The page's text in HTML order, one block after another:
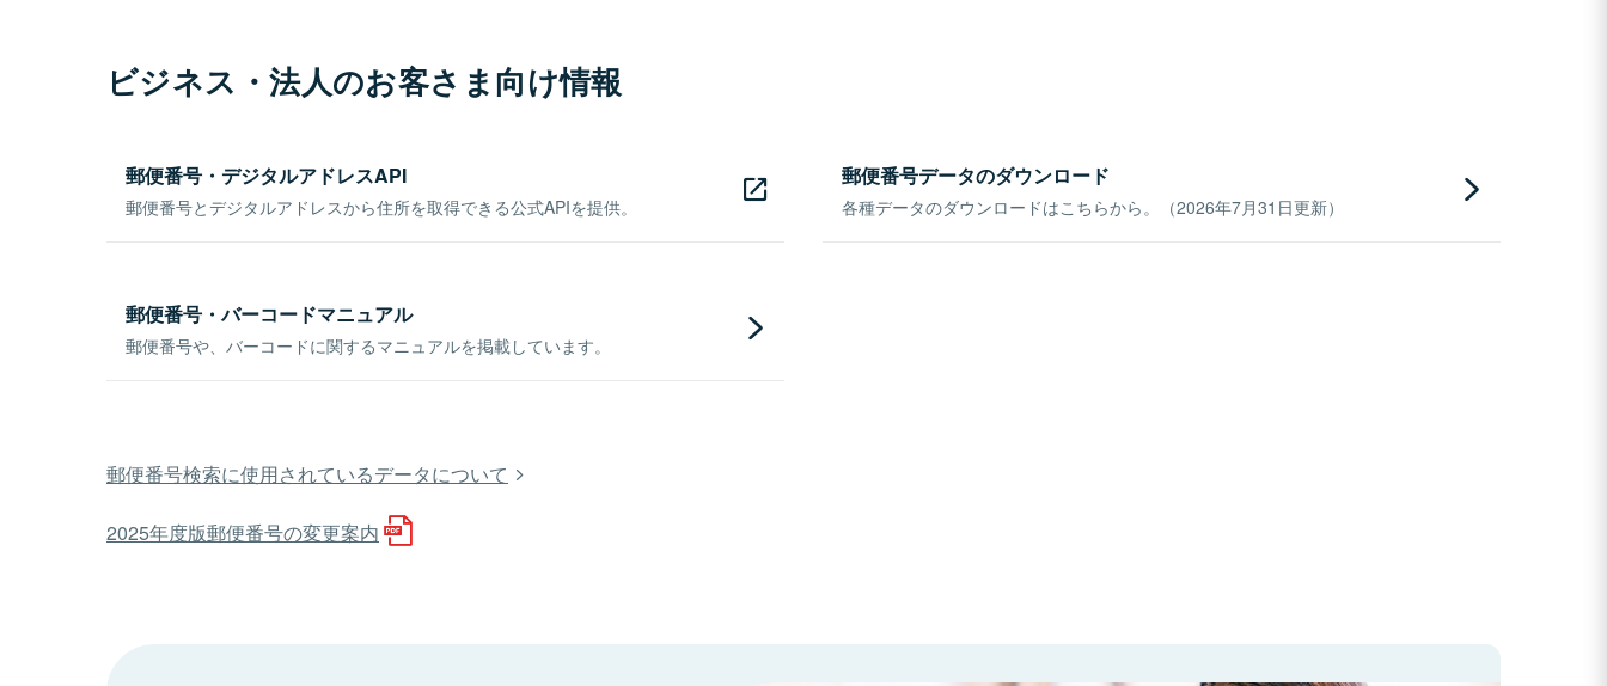
ビジネス・法人のお客さま向け情報
郵便番号・デジタルアドレスAPI
郵便番号とデジタルアドレスから住所を取得できる公式APIを提供。
郵便番号データのダウンロード
各種データのダウンロードはこちらから。（2026年7月31日更新）
郵便番号・バーコードマニュアル
郵便番号や、バーコードに関するマニュアルを掲載しています。
郵便番号検索に使用されているデータについて
2025年度版郵便番号の変更案内